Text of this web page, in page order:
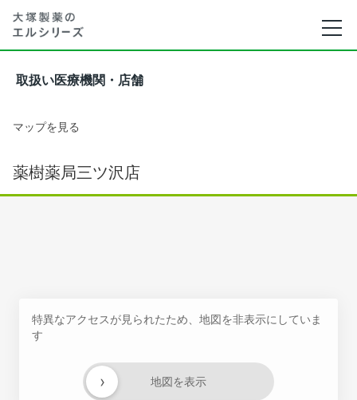
取扱い医療機関・店舗
マップを見る
薬樹薬局三ツ沢店
特異なアクセスが見られたため、地図を非表示にしていま
す
地図を表示
›